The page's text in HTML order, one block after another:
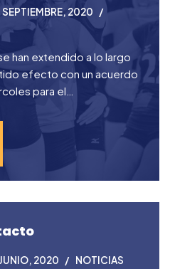
SEPTIEMBRE, 2020
han extendido a lo largo
efecto con un acuerdo
para el…
2020 NOTICIAS